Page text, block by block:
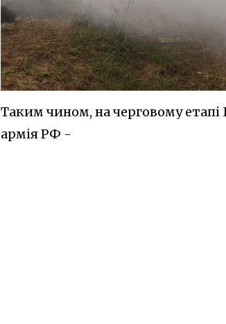
Таким чином, на черговому
армія РФ -